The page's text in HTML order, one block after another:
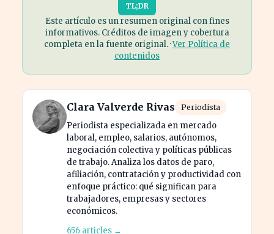
TL;DR
Este artículo es un resumen original con fines
informativos. Créditos de imagen y cobertura
completa en la fuente original. ·Ver Política de
contenidos
Clara Valverde Rivas Periodista
Periodista especializada en mercado
laboral, empleo, salarios, autónomos,
negociación colectiva y políticas públicas
de trabajo. Analiza los datos de paro,
afiliación, contratación y productividad con
enfoque práctico: qué significan para
trabajadores, empresas y sectores
económicos.
656 articles →